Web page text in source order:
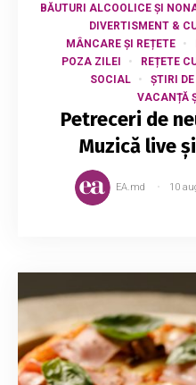
BĂUTURI ALCOOLICE ȘI
DIVERTISMENT &
MÂNCARE ȘI REȚETE
POZA ZILEI
REȚETE
SOCIAL
ȘTIRI
VACANȚĂ
Petreceri de
Muzică live
EA.md 10